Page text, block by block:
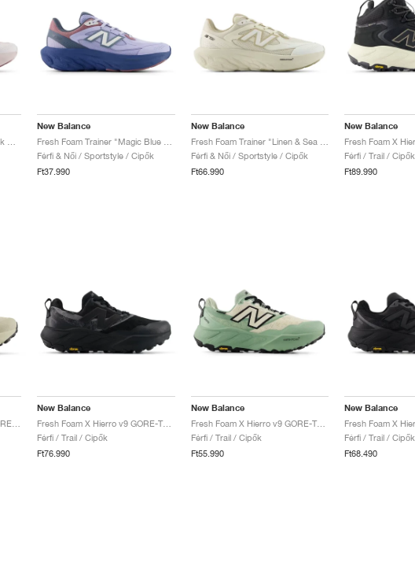
New Balance
Férfi & Női / Sportstyle / Cipők
Ft37.990
New Balance
Férfi & Női / Sportstyle / Cipők
Ft66.990
New Balance
Férfi / Trail / Cipők
Ft89.990
New Balance
Fresh Foam X Hierro v9 GORE-TEX "Faded Black"
Férfi / Trail / Cipők
Ft76.990
New Balance
Fresh Foam X Hierro v9 GORE-TEX "Mosaic Green & Permafrost"
Férfi / Trail / Cipők
Ft55.990
New Balance
Férfi / Trail / Cipők
Ft68.490